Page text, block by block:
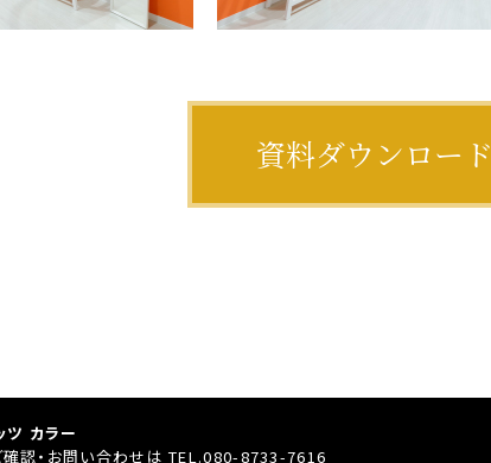
資料ダウンロード
ツ カラー
認・お問い合わせはTEL.080-8733-7616